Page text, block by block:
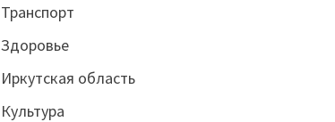
Транспорт
Здоровье
Иркутская область
Культура